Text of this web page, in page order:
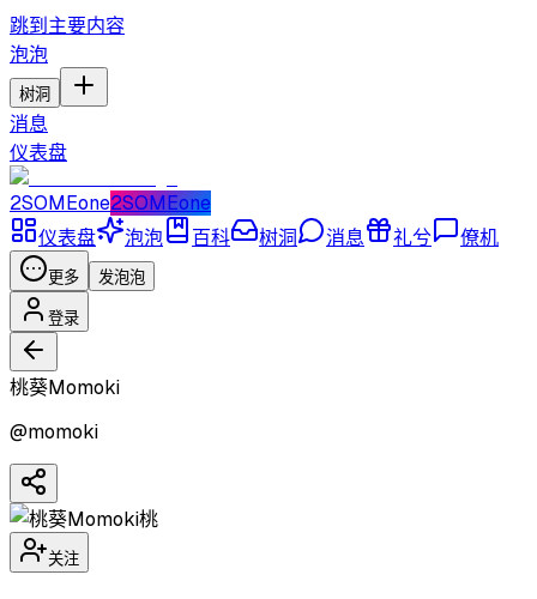
跳到主要内容
泡泡
树洞
消息
仪表盘
2SOMEone2SOMEone
仪表盘
泡泡 百科 树洞 消息 礼兮 僚机
更多 发泡泡
登录
桃葵Momoki
@momoki
桃
关注